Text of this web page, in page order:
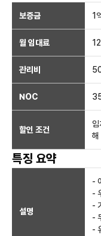
보증금 1
월 임대료
관리비
NOC
할인 조건
임
해
특징 요약
설명
-
-
-
-
-